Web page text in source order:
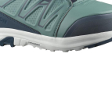
ZUR DETAILSEITE